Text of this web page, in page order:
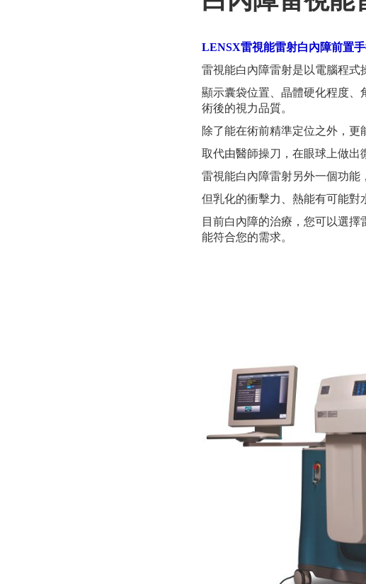
LENSX雷視能雷射白內障前置
雷視能白內障雷射是以電腦程式
顯示囊袋位置、晶體硬化程度、
術後的視力品質。
除了能在術前精準定位之外，更
取代由醫師操刀，在眼球上做出
雷視能白內障雷射另外一個功能
但乳化的衝擊力、熱能有可能對
目前白內障的治療，您可以選
能符合您的需求。